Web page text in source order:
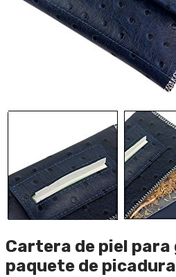
Cartera de piel para
paquete de